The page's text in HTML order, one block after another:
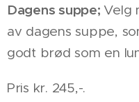
Dagens suppe;Velg
av dagens suppe,
godt brød som en
Pris kr. 245,-.